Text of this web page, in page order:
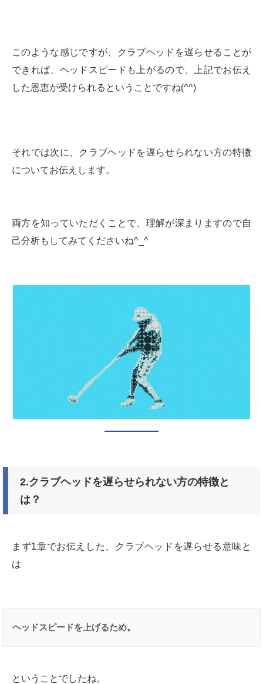
このような感じですが、クラブヘッドを遅らせることが
できれば、ヘッドスピードも上がるので、上記でお伝え
した恩恵が受けられるということですね(^^)
それでは次に、クラブヘッドを遅らせられない方の特徴
についてお伝えします。
両方を知っていただくことで、理解が深まりますので自
己分析もしてみてくださいね^_^
2.クラブヘッドを遅らせられない方の特徴と
は？
まず1章でお伝えした、クラブヘッドを遅らせる意味と
は
ヘッドスピードを上げるため。
ということでしたね。